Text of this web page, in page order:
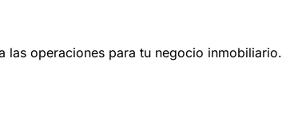
operaciones para tu negocio inmobiliario.